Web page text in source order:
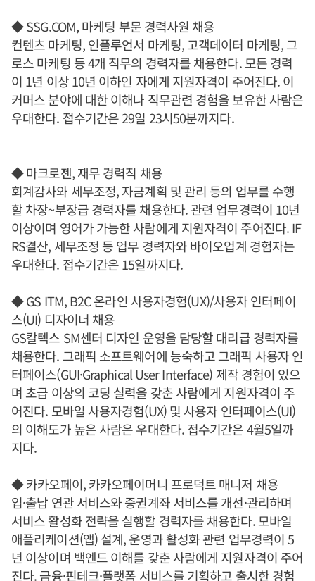
◆ SSG.COM, 마케팅 부문 경력사원 채용
컨텐츠 마케팅, 인플루언서 마케팅, 고객데이터 마케팅, 그
로스 마케팅 등 4개 직무의 경력자를 채용한다. 모든 경력
이 1년 이상 10년 이하인 자에게 지원자격이 주어진다. 이
커머스 분야에 대한 이해나 직무관련 경험을 보유한 사람은
우대한다. 접수기간은 29일 23시50분까지다.
◆ 마크로젠, 재무 경력직 채용
회계감사와 세무조정, 자금계획 및 관리 등의 업무를 수행
할 차장~부장급 경력자를 채용한다. 관련 업무경력이 10년
이상이며 영어가 가능한 사람에게 지원자격이 주어진다. IF
RS결산, 세무조정 등 업무 경력자와 바이오업계 경험자는
우대한다. 접수기간은 15일까지다.
◆ GS ITM, B2C 온라인 사용자경험(UX)/사용자 인터페이
스(UI) 디자이너 채용
GS칼텍스 SM센터 디자인 운영을 담당할 대리급 경력자를
채용한다. 그래픽 소프트웨어에 능숙하고 그래픽 사용자 인
터페이스(GUI·Graphical User Interface) 제작 경험이 있으
며 초급 이상의 코딩 실력을 갖춘 사람에게 지원자격이 주
어진다. 모바일 사용자경험(UX) 및 사용자 인터페이스(UI)
의 이해도가 높은 사람은 우대한다. 접수기간은 4월5일까
지다.
◆ 카카오페이, 카카오페이머니 프로덕트 매니저 채용
입·출납 연관 서비스와 증권계좌 서비스를 개선·관리하며
서비스 활성화 전략을 실행할 경력자를 채용한다. 모바일
애플리케이션(앱) 설계, 운영과 활성화 관련 업무경력이 5
년 이상이며 백엔드 이해를 갖춘 사람에게 지원자격이 주어
진다. 금융·핀테크·플랫폼 서비스를 기획하고 출시한 경험